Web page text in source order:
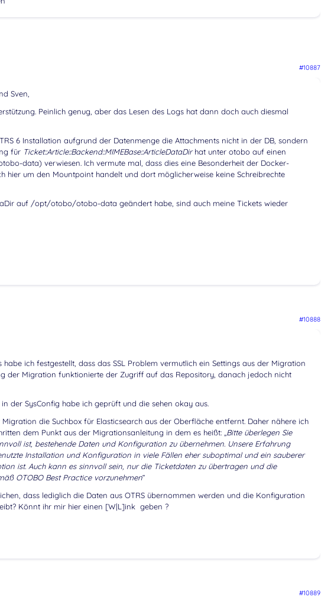
#10887
Sven,
Peinlich genug, aber das Lesen des Logs hat dann doch auch diesmal
6 Installation aufgrund der Datenmenge die Attachments nicht in der DB, sondern
für Ticket::Article::Backend::MIMEBase::ArticleDataDirhat unter otobo auf einen
data) verwiesen. Ich vermute mal, dass dies eine Besonderheit der Docker-
hier um den Mountpoint handelt und dort möglicherweise keine Schreibrechte
auf /opt/otobo/otobo-data geändert habe, sind auch meine Tickets wieder
#10888
habe ich festgestellt, dass das SSL Problem vermutlich ein Settings aus der Migration
der Migration funktionierte der Zugriff auf das Repository, danach jedoch nicht
der SysConfig habe ich geprüft und die sehen okay aus.
die Suchbox für Elasticsearch aus der Oberfläche entfernt. Daher nähere ich
dem Punkt aus der Migrationsanleitung in dem es heißt: „ Bitte überlegen Sie
ist, bestehende Daten und Konfigurationzu übernehmen. Unsere Erfahrung
Installation und Konfiguration in viele Fällen eher suboptimal und ein sauberer
ist. Auch kann es sinnvoll sein, nur die Ticketdaten zu übertragen und die
OTOBO Best Practice vorzunehmen“
dass lediglich die Daten aus OTRS übernommen werden und die Konfiguration
Könnt ihr mir hier einen [W|L]ink geben ?
#10889